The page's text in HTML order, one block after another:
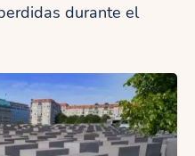
durante el